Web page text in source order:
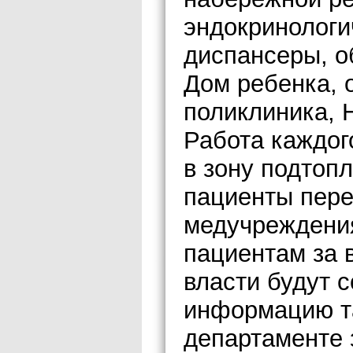
диспансеры,
Дом ребенка,
поликлиника,
Работа
в зону
пациенты
пациентам за
власти будут
информацию
департаменте